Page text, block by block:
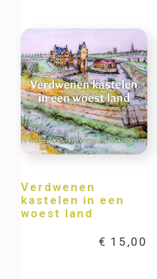
Verdwenen
kastelen in een
woest land
€ 15,00